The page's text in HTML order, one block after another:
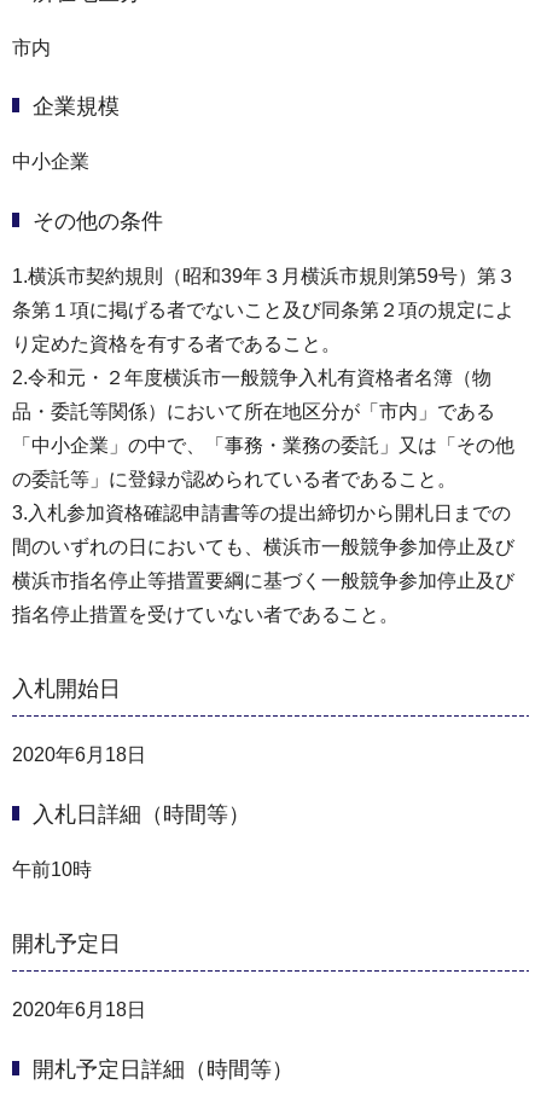
市内
企業規模
中小企業
その他の条件
1.横浜市契約規則（昭和39年３月横浜市規則第59号）第３
条第１項に掲げる者でないこと及び同条第２項の規定によ
り定めた資格を有する者であること。
2.令和元・２年度横浜市一般競争入札有資格者名簿（物
品・委託等関係）において所在地区分が「市内」である
「中小企業」の中で、「事務・業務の委託」又は「その他
の委託等」に登録が認められている者であること。
3.入札参加資格確認申請書等の提出締切から開札日までの
間のいずれの日においても、横浜市一般競争参加停止及び
横浜市指名停止等措置要綱に基づく一般競争参加停止及び
指名停止措置を受けていない者であること。
入札開始日
2020年6月18日
入札日詳細（時間等）
午前10時
開札予定日
2020年6月18日
開札予定日詳細（時間等）